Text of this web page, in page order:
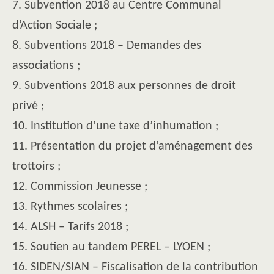
7. Subvention 2018 au Centre Communal
d’Action Sociale ;
8. Subventions 2018 – Demandes des
associations ;
9. Subventions 2018 aux personnes de droit
privé ;
10. Institution d’une taxe d’inhumation ;
11. Présentation du projet d’aménagement des
trottoirs ;
12. Commission Jeunesse ;
13. Rythmes scolaires ;
14. ALSH – Tarifs 2018 ;
15. Soutien au tandem PEREL – LYOEN ;
16. SIDEN/SIAN – Fiscalisation de la contribution